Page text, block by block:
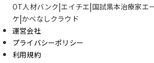
OT人材バンク エイチエ 国試黒本治療家エ
ケ かべなしクラウド
運営会社
プライバシーポリシー
利用規約